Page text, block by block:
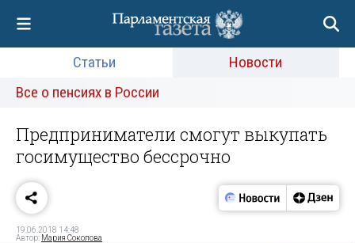
Статьи
Новости
Все о пенсиях в России
Предприниматели смогут выкупать
госимущество бессрочно
19.06.2018 14:48
Автор: Мария Соколова